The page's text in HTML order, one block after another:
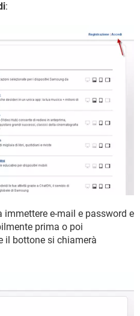
:
e-mail e password e
prima o poi
il bottone si chiamerà